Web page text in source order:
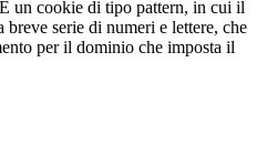
un cookie di tipo pattern, in cui il
serie di numeri e lettere, che
per il dominio che imposta il